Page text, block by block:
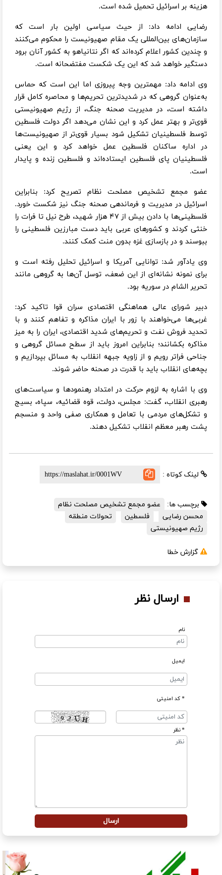
هزینه بر اسرائیل تحمیل شده است.
رضایی ادامه داد: از حیث سیاسی اولین بار است که
سازمان‌های بین‌المللی یک مقام صهیونیست را محکوم می‌کنند
و چندین کشور اعلام کرده‌اند که اگر نتانیاهو به کشور آنان برود
دستگیر خواهد شد که این یک شکست مفتضحانه است.
وی ادامه داد: مهمترین وجه پیروزی اما این است که حماس
به‌عنوان گروهی که در شدیدترین تحریم‌ها و محاصره کامل قرار
داشته است، در مدیریت صحنه جنگ، از رژیم صهیونیستی
قوی‌تر و بهتر عمل کرد و این نشان می‌دهد اگر دولت فلسطین
توسط فلسطینیان تشکیل شود بسیار قوی‌تر از صهیونیست‌ها
در اداره ساکنان فلسطین عمل خواهد کرد و این یعنی
فلسطینیان پای فلسطین ایستاده‌اند و فلسطین زنده و پایدار
است.
عضو مجمع تشخیص مصلحت نظام تصریح کرد: بنابراین
اسرائیل در مدیریت و فرماندهی صحنه جنگ نیز شکست خورد.
فلسطینی‌ها با دادن بیش از ۴۷ هزار شهید، طرح نیل تا فرات را
خنثی کردند و کشورهای عربی باید دست مبارزین فلسطینی را
ببوسند و در بازسازی غزه بدون منت کمک کنند.
وی یادآور شد: توانایی آمریکا و اسرائیل تحلیل رفته است و
برای نمونه نشانه‌ای از این ضعف، توسل آن‌ها به گروهی مانند
تحریر الشام در سوریه بود.
دبیر شورای‌ عالی هماهنگی اقتصادی سران قوا تاکید کرد:
غربی‌ها می‌خواهند با زور با ایران مذاکره و تفاهم کنند و با
تحدید فروش نفت و تحریم‌های شدید اقتصادی، ایران را به میز
مذاکره بکشانند؛ بنابراین امروز باید از سطح مسائل گروهی و
جناحی فراتر رویم و از زاویه جبهه انقلاب به مسائل بپردازیم و
بچه‌های انقلاب باید با قدرت در صحنه حاضر شوند.
وی با اشاره به لزوم حرکت در امتداد رهنمودها و سیاست‌های
رهبری انقلاب، گفت: مجلس، دولت، قوه قضائیه، سپاه، بسیج
و تشکل‌های مردمی با تعامل و همکاری صفی واحد و منسجم
پشت رهبر معظم انقلاب تشکیل دهند.
لینک کوتاه :
برچسب ها:
عضو مجمع تشخیص مصلحت نظام
محسن رضایی
فلسطین
تحولات منطقه
رژیم صهیونیستی
گزارش خطا
ارسال نظر
نام
ایمیل
* کد امنیتی
* نظر